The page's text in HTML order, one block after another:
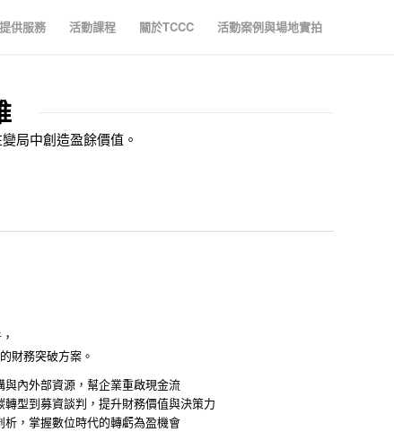
提供服務 活動課程 關於TCCC 活動案例與場地實拍
局中創造盈餘價值。
財務突破方案。
內外部資源，幫企業重啟現金流
型到募資談判，提升財務價值與決策力
，掌握數位時代的轉虧為盈機會